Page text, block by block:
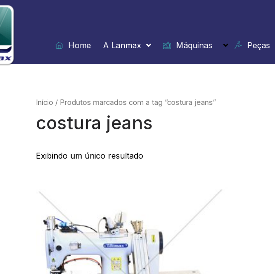
Ir
para
o
conteúdo
Home
A Lanmax Máquinas Peças
Início / Produtos marcados com a tag “costura jeans”
costura jeans
Exibindo um único resultado